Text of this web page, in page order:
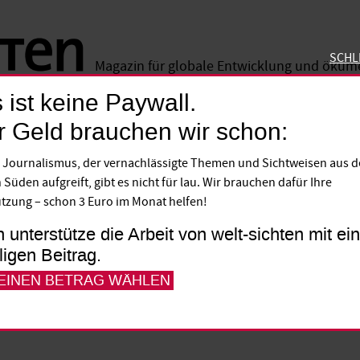
Magazin für globale Entwicklung und
zum
aus armen Ländern kommen nach
hoffen. Vera Siber von Brot für
wie die kirchliche Berufsbildung in
schaffen kann – und welche Berufe dort
ist keine Paywall.
Geld brauchen wir schon:
Journalismus, der vernachlässigte Themen und Sichtweisen aus
Süden aufgreift, gibt es nicht für lau. Wir brauchen dafür Ihre
– schon 3 Euro im Monat helfen!
unterstütze die Arbeit von welt-sichten mit
Beitrag.
BETRAG WÄHLEN